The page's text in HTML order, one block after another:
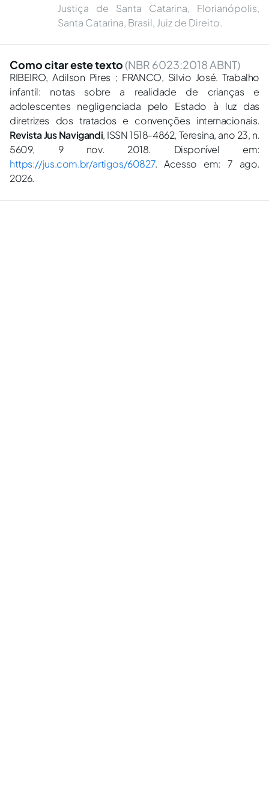
Justiça de Santa Catarina, Florianópolis,
Santa Catarina, Brasil, Juiz de Direito.
Como citar este texto (NBR 6023:2018 ABNT)
RIBEIRO, Adilson Pires ; FRANCO, Silvio José. Trabalho
infantil: notas sobre a realidade de crianças e
adolescentes negligenciada pelo Estado à luz das
diretrizes dos tratados e convenções internacionais.
Revista Jus Navigandi, ISSN 1518-4862, Teresina, ano 23, n.
5609, 9 nov. 2018. Disponível em:
https://jus.com.br/artigos/60827. Acesso em: 7 ago.
2026.